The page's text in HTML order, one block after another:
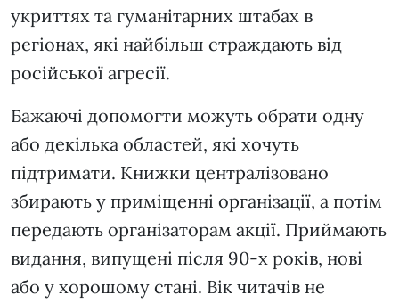
укриттях та гуманітарних штабах в
регіонах, які найбільш страждають від
російської агресії.
Бажаючі допомогти можуть обрати одну
або декілька областей, які хочуть
підтримати. Книжки централізовано
збирають у приміщенні організації, а потім
передають організаторам акції. Приймають
видання, випущені після 90-х років, нові
або у хорошому стані. Вік читачів не